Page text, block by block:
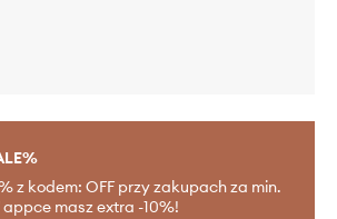
z kodem: OFF przy zakupach za min.
appce masz extra -10%!